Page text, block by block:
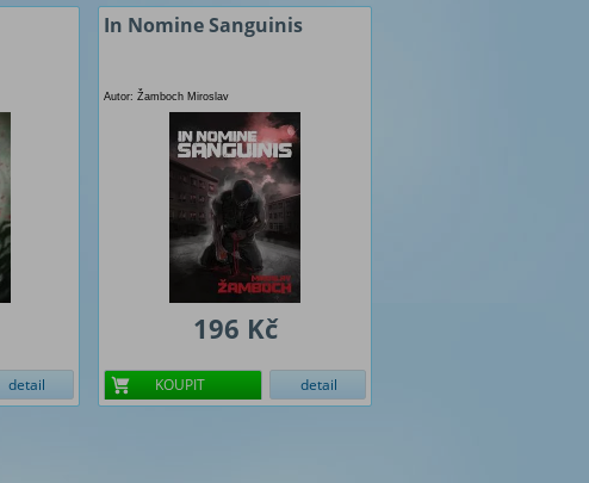
detail
In Nomine Sanguinis
Autor: Žamboch Miroslav
196 Kč
KOUPIT detail